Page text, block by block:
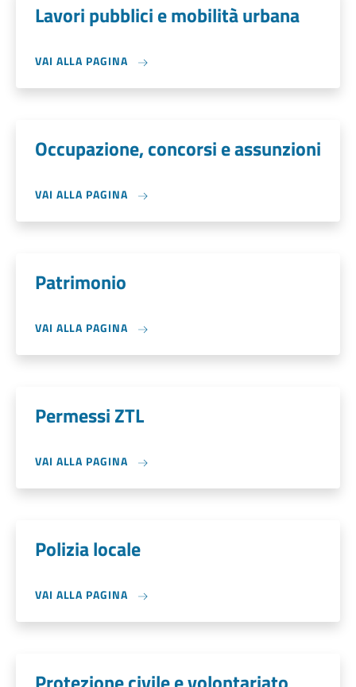
Lavori pubblici e mobilità urbana
VAI ALLA PAGINA
Occupazione, concorsi e assunzioni
VAI ALLA PAGINA
Patrimonio
VAI ALLA PAGINA
Permessi ZTL
VAI ALLA PAGINA
Polizia locale
VAI ALLA PAGINA